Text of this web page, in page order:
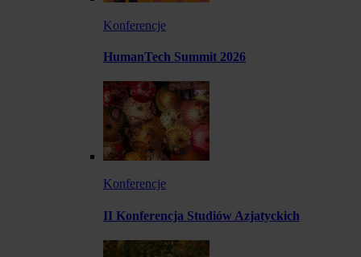
Konferencje
HumanTech Summit 2026
Konferencje
II Konferencja Studiów Azjatyckich